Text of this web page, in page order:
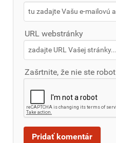
URL webstránky
Zašrtnite, že nie ste robot